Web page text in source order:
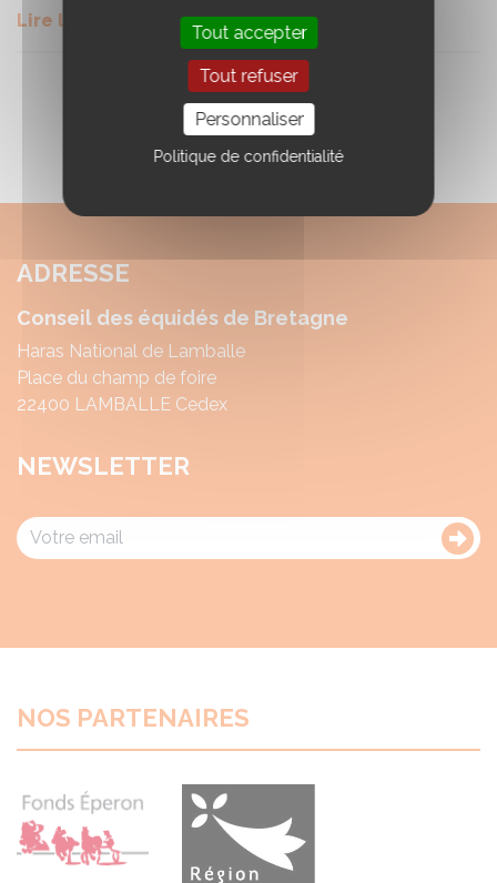
Lire la suite
ADRESSE
Conseil des équidés de Bretagne
Haras National de Lamballe
Place du champ de foire
22400 LAMBALLE Cedex
NEWSLETTER
NOS PARTENAIRES
Tout accepter
Tout refuser
Personnaliser
Politique de confidentialité